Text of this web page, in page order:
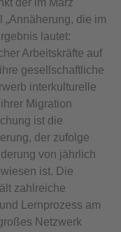
der im März
„Annäherung, die im
lautet:
Arbeitskräfte auf
gesellschaftliche
interkulturelle
Migration
ist die
der zufolge
von jährlich
ist. Die
zahlreiche
Lernprozess am
Netzwerk